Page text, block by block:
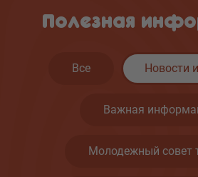
Полезная
Все Новости
Важная
Молодежный совет